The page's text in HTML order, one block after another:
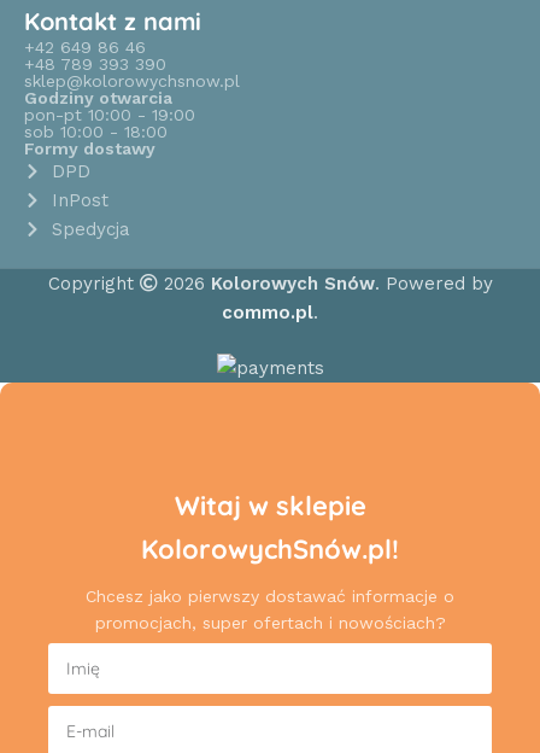
Kontakt z nami
+42 649 86 46
+48 789 393 390
sklep@kolorowychsnow.pl
Godziny otwarcia
pon-pt 10:00 - 19:00
sob 10:00 - 18:00
Formy dostawy
DPD
InPost
Spedycja
Copyright 2026 Kolorowych Snów. Powered by
commo.pl.
Witaj w sklepie
KolorowychSnów.pl!
Chcesz jako pierwszy dostawać informacje o
promocjach, super ofertach i nowościach?